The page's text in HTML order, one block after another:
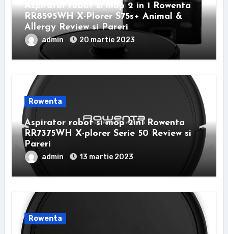
Aspirator robot si mop 2 in 1 Rowenta
RR8595WH X-Plorer S75s+ Animal &
Allergy Review si Pareri
admin 20 martie 2023
Rowenta
Aspirator robot si mop 2in1 Rowenta
RR7375WH X-plorer Serie 50 Review si
Pareri
admin 13 martie 2023
Rowenta